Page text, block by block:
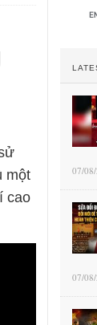
một
cao
07/
07/